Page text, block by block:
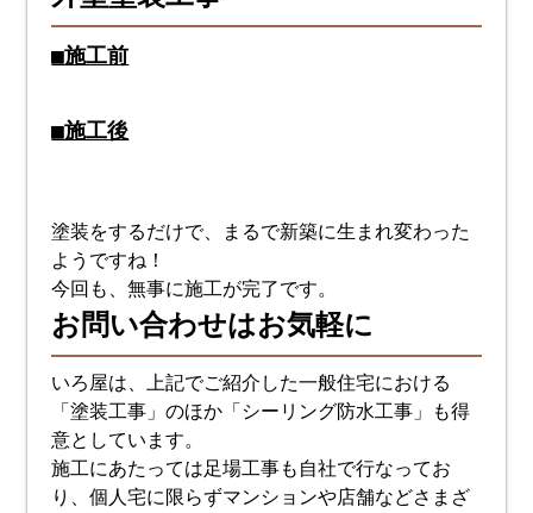
■施工前
■施工後
塗装をするだけで、まるで新築に生まれ変わった
ようですね！
今回も、無事に施工が完了です。
お問い合わせはお気軽に
いろ屋は、上記でご紹介した一般住宅における
「塗装工事」のほか「シーリング防水工事」も得
意としています。
施工にあたっては足場工事も自社で行なってお
り、個人宅に限らずマンションや店舗などさまざ